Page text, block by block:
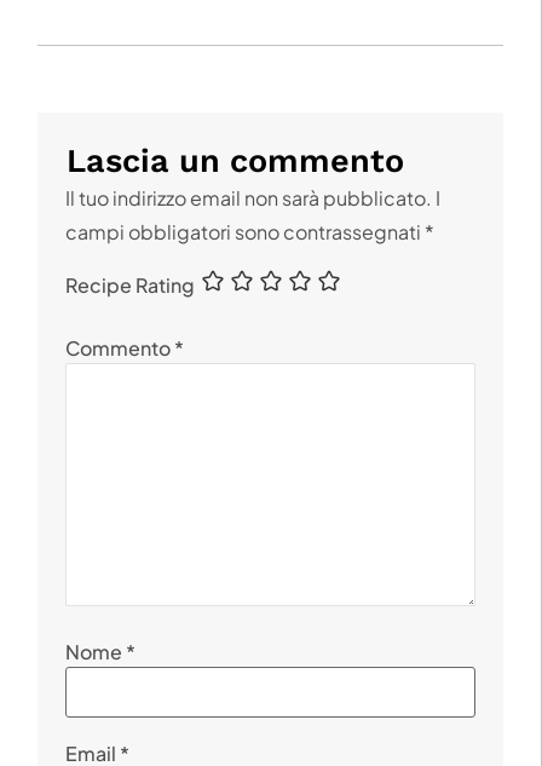
Lascia un commento
Il tuo indirizzo email non sarà pubblicato. I
campi obbligatori sono contrassegnati *
Recipe Rating
Commento*
Nome *
Email *